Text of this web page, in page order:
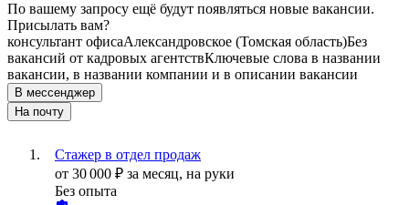
По вашему запросу ещё будут появляться новые вакансии.
Присылать вам?
консультант офисаАлександровское (Томская область)Без
вакансий от кадровых агентствКлючевые слова в названии
вакансии, в названии компании и в описании вакансии
В мессенджер
На почту
Стажер в отдел продаж
от 30 000 ₽ за месяц, на руки
Без опыта